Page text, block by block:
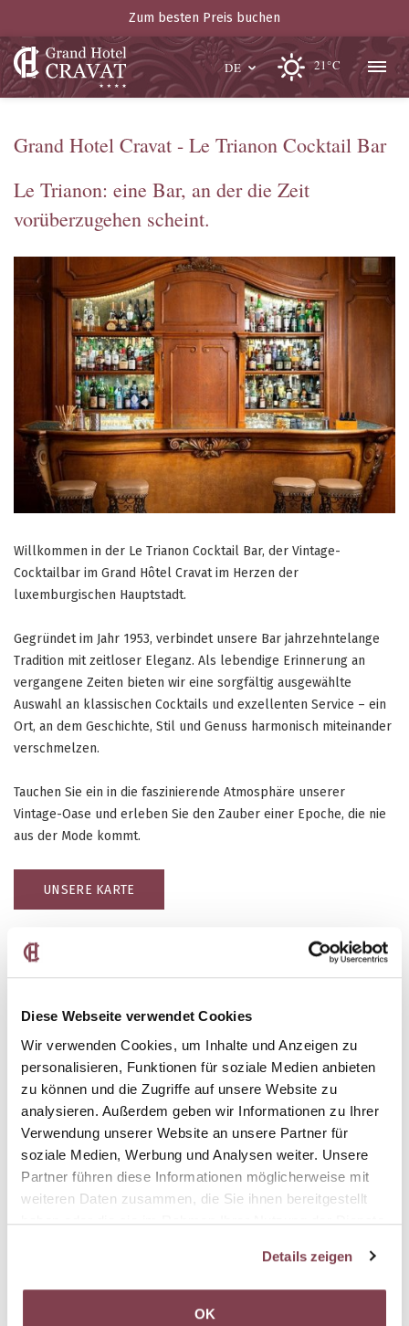
Diese Webseite verwendet Cookies
Wir verwenden Cookies, um Inhalte und Anzeigen zu
personalisieren, Funktionen für soziale Medien anbieten
zu können und die Zugriffe auf unsere Website zu
analysieren. Außerdem geben wir Informationen zu Ihrer
Verwendung unserer Website an unsere Partner für
soziale Medien, Werbung und Analysen weiter. Unsere
Partner führen diese Informationen möglicherweise mit
weiteren Daten zusammen, die Sie ihnen bereitgestellt
haben oder die sie im Rahmen Ihrer Nutzung der Dienste
Details zeigen
OK
Zum besten Preis buchen
DE 21°C
Grand Hotel Cravat - Le Trianon Cocktail Bar
Le Trianon: eine Bar, an der die Zeit
vorüberzugehen scheint.
Willkommen in der Le Trianon Cocktail Bar, der Vintage-
Cocktailbar im Grand Hôtel Cravat im Herzen der
luxemburgischen Hauptstadt.
Gegründet im Jahr 1953, verbindet unsere Bar jahrzehntelange
Tradition mit zeitloser Eleganz. Als lebendige Erinnerung an
vergangene Zeiten bieten wir eine sorgfältig ausgewählte
Auswahl an klassischen Cocktails und exzellenten Service – ein
Ort, an dem Geschichte, Stil und Genuss harmonisch miteinander
verschmelzen.
Tauchen Sie ein in die faszinierende Atmosphäre unserer
Vintage-Oase und erleben Sie den Zauber einer Epoche, die nie
aus der Mode kommt.
UNSERE KARTE
Öffnungszeiten:
Dienstag: 17.00 - 01.00 Uhr
Donnerstag: 17.00 - 01.00 Uhr
Freitag: 17.00 - 01.00 Uhr
Samstag: 17.00 - 01.00 Uhr
Sonntag: 14.00 - 22.00 Uhr
360 Virtual Tour